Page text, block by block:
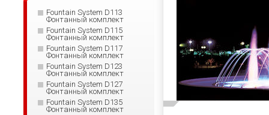
Fountain System D113
Фонтанный комплект
Fountain System D115
Фонтанный комплект
Fountain System D117
Фонтанный комплект
Fountain System D123
Фонтанный комплект
Fountain System D127
Фонтанный комплект
Fountain System D135
Фонтанный комплект